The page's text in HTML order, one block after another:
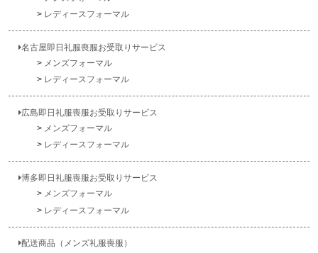
レディースフォーマル
名古屋即日礼服喪服お受取りサービス
メンズフォーマル
レディースフォーマル
広島即日礼服喪服お受取りサービス
メンズフォーマル
レディースフォーマル
博多即日礼服喪服お受取りサービス
メンズフォーマル
レディースフォーマル
配送商品（メンズ礼服喪服）